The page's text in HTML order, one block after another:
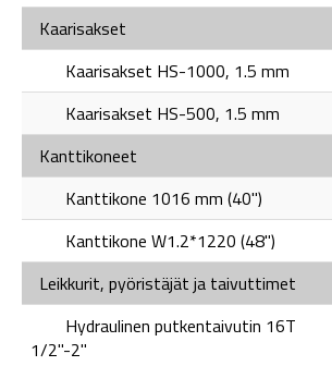
Kaarisakset
Kaarisakset HS-1000, 1.5 mm
Kaarisakset HS-500, 1.5 mm
Kanttikoneet
Kanttikone 1016 mm (40")
Kanttikone W1.2*1220 (48")
Leikkurit, pyöristäjät ja taivuttimet
Hydraulinen putkentaivutin 16T
1/2"-2"